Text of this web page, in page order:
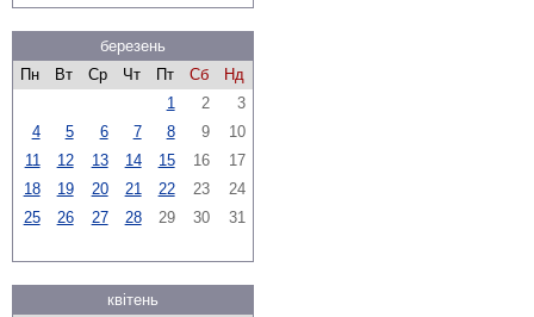
березень
Пн
Вт Ср Чт Пт Сб
Нд
1
2
3
4
5 6 7 8 9
10
11
12 13 14 15 16
17
18
19 20 21 22 23
24
25
26 27 28 29 30 31
квітень